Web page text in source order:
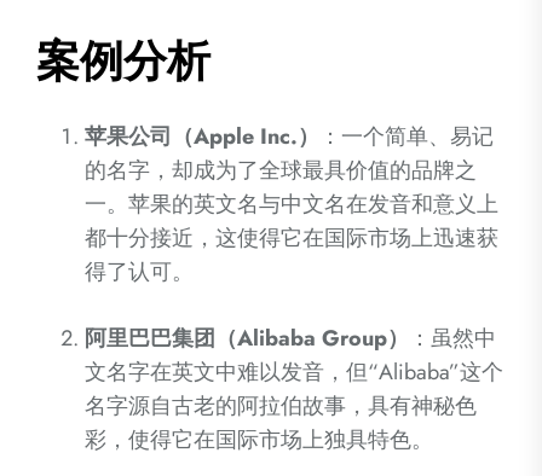
案例分析
苹果公司（Apple Inc.）
：一个简单、易记
的名字，却成为了全球最具价值的品牌之
一。苹果的英文名与中文名在发音和意义上
都十分接近，这使得它在国际市场上迅速获
得了认可。
阿里巴巴集团（Alibaba Group）
：虽然中
文名字在英文中难以发音，但“Alibaba”这个
名字源自古老的阿拉伯故事，具有神秘色
彩，使得它在国际市场上独具特色。